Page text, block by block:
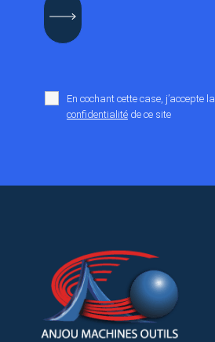
En cochant cette case, j’accepte la
confidentialité de ce site